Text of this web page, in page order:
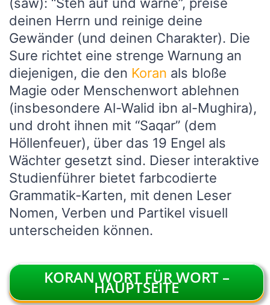
deinen Herrn und reinige deine
Gewänder (und deinen Charakter). Die
Sure richtet eine strenge Warnung an
diejenigen, die den Koran als bloße
Magie oder Menschenwort ablehnen
(insbesondere Al-Walid ibn al-Mughira),
und droht ihnen mit “Saqar” (dem
Höllenfeuer), über das 19 Engel als
Wächter gesetzt sind. Dieser interaktive
Studienführer bietet farbcodierte
Grammatik-Karten, mit denen Leser
Nomen, Verben und Partikel visuell
unterscheiden können.
KORAN WORT FÜR WORT –
HAUPTSEITE